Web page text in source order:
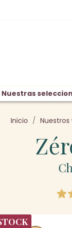
Nuestras
Inicio